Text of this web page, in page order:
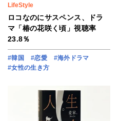
LifeStyle
ロコなのにサスペンス、ドラ
マ「椿の花咲く頃」視聴率
23.8％
#韓国 #恋愛
#海外ドラマ
#女性の生き方